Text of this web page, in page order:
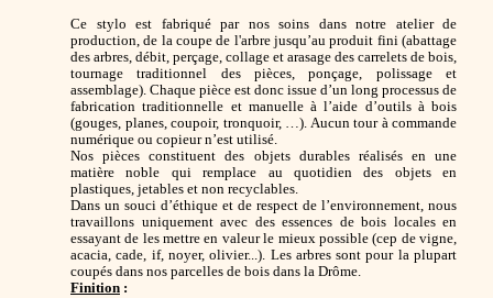
Ce stylo est fabriqué par nos soins dans notre atelier de
production, de la coupe de l'arbre jusqu’au produit fini (abattage
des arbres, débit, perçage, collage et arasage des carrelets de bois,
tournage traditionnel des pièces, ponçage, polissage et
assemblage). Chaque pièce est donc issue d’un long processus de
fabrication traditionnelle et manuelle à l’aide d’outils à bois
(gouges, planes, coupoir, tronquoir, …). Aucun tour à commande
numérique ou copieur n’est utilisé.
Nos pièces constituent des objets durables réalisés en une
matière noble qui remplace au quotidien des objets en
plastiques, jetables et non recyclables.
Dans un souci d’éthique et de respect de l’environnement, nous
travaillons uniquement avec des essences de bois locales en
essayant de les mettre en valeur le mieux possible (cep de vigne,
acacia, cade, if, noyer, olivier...). Les arbres sont pour la plupart
coupés dans nos parcelles de bois dans la Drôme.
Finition :